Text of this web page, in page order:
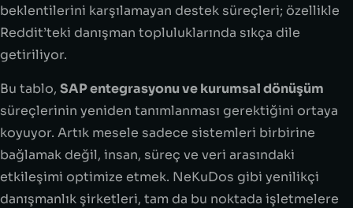
beklentilerini karşılamayan destek süreçleri; özellikle
Reddit’teki danışman topluluklarında sıkça dile
getiriliyor.
Bu tablo, SAP entegrasyonu ve kurumsal dönüşüm
süreçlerinin yeniden tanımlanması gerektiğini ortaya
koyuyor. Artık mesele sadece sistemleri birbirine
bağlamak değil, insan, süreç ve veri arasındaki
etkileşimi optimize etmek. NeKuDos gibi yenilikçi
danışmanlık şirketleri, tam da bu noktada işletmelere